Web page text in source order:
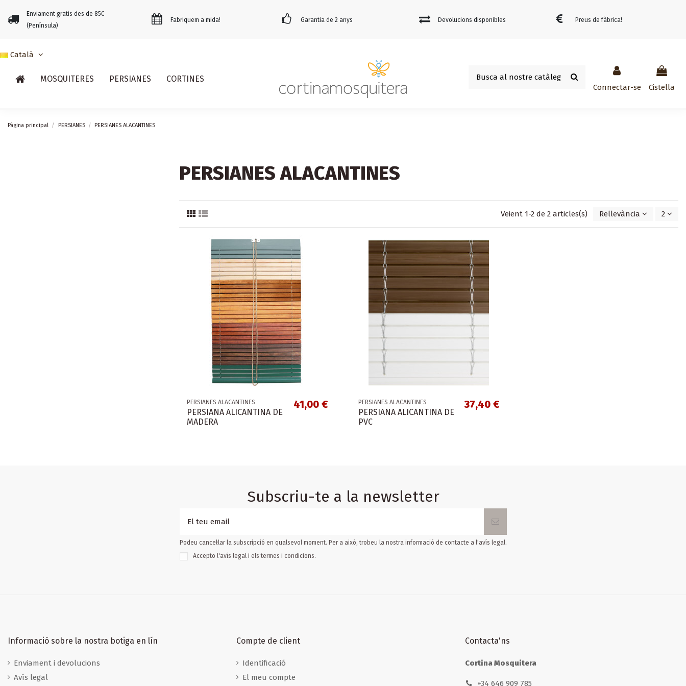
Enviament gratis des de 85€
(Península)
Fabriquem a mida! Garantia de 2 anys Devolucions disponibles Preus de fàbrica!
MOSQUITERES PERSIANES CORTINES
Connectar-se Cistella
Català
Pàgina principal PERSIANES PERSIANES ALACANTINES
PERSIANES ALACANTINES
Veient 1-2 de 2 articles(s) Rellevància 2
PERSIANES ALACANTINES
PERSIANA ALICANTINA DE
MADERA
41,00 € PERSIANES ALACANTINES
PERSIANA ALICANTINA DE
PVC
37,40 €
Subscriu-te a la newsletter
Podeu cancel·lar la subscripció en qualsevol moment. Per a això, trobeu la nostra informació de contacte a l'avís legal.
Accepto l'avís legal i elstermes i condicions.
Informació sobre la nostra botiga en lín
Enviament i devolucions
Avís legal
Compte de client
Identificació
El meu compte
Contacta'ns
Cortina Mosquitera
+34 646 909 785